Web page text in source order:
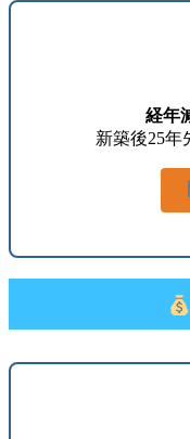
経年
新築後25年